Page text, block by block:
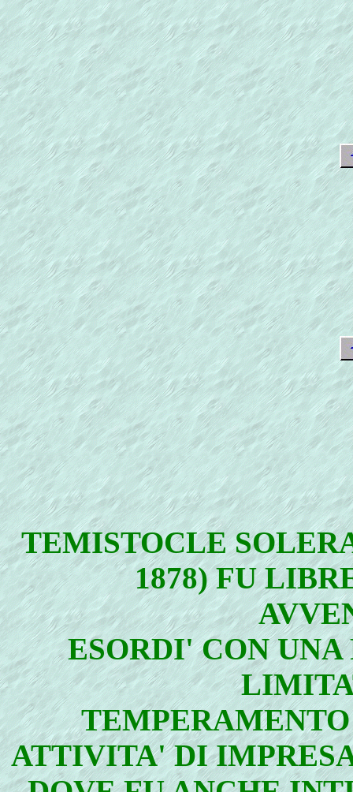
TEMISTOCLE
1878) FU
ESORDI' CON
ATTIVITA' DI